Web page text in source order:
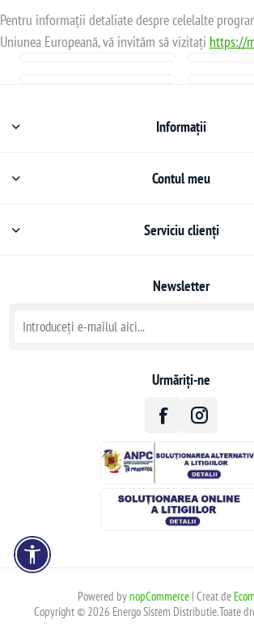
Pentru informații detaliate despre celelalte
Uniunea Europeană, vă invităm să vizitați https://
Informații
Contul meu
Serviciu clienți
Newsletter
Urmăriți-ne
Powered bynopCommerce| Creat de
Copyright © 2026 Energo Sistem Distributie.Toate